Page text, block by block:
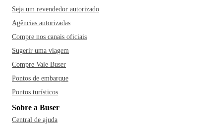
Seja um revendedor autorizado
Agências autorizadas
Compre nos canais oficiais
Sugerir uma viagem
Compre Vale Buser
Pontos de embarque
Pontos turísticos
Sobre a Buser
Central de ajuda